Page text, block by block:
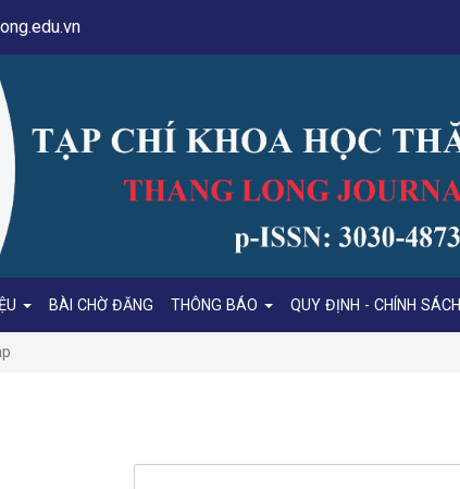
BÀI CHỜ ĐĂNG THÔNG BÁO QUY ĐỊNH - CHÍNH SÁCH